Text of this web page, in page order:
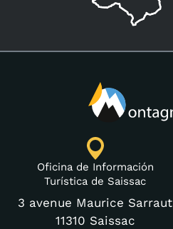
Oficina de Información
Turística de Saissac
3 avenue Maurice Sarraut
11310 Saissac